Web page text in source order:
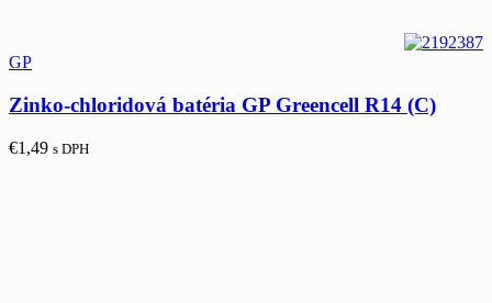
GP
Zinko-chloridová batéria GP Greencell R14 (C)
€1,49 s DPH